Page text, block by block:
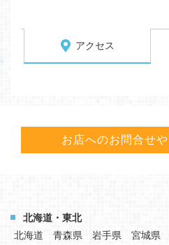
アクセス
お店へのお問合せや
北海道・東北
北海道
青森県 岩手県 宮城県